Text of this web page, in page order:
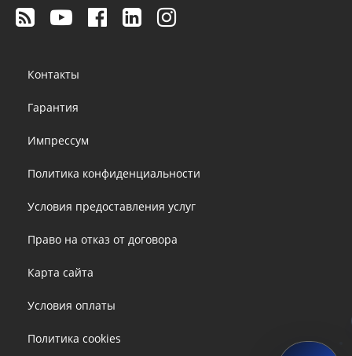
menu
Контакты
Гарантия
Импрессум
Политика конфиденциальности
Условия предоставления услуг
Право на отказ от договора
Карта сайта
Условия оплаты
Политика cookies